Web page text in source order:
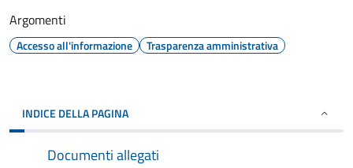
Argomenti
Accesso all'informazione Trasparenza amministrativa
INDICE DELLA PAGINA
Documenti allegati